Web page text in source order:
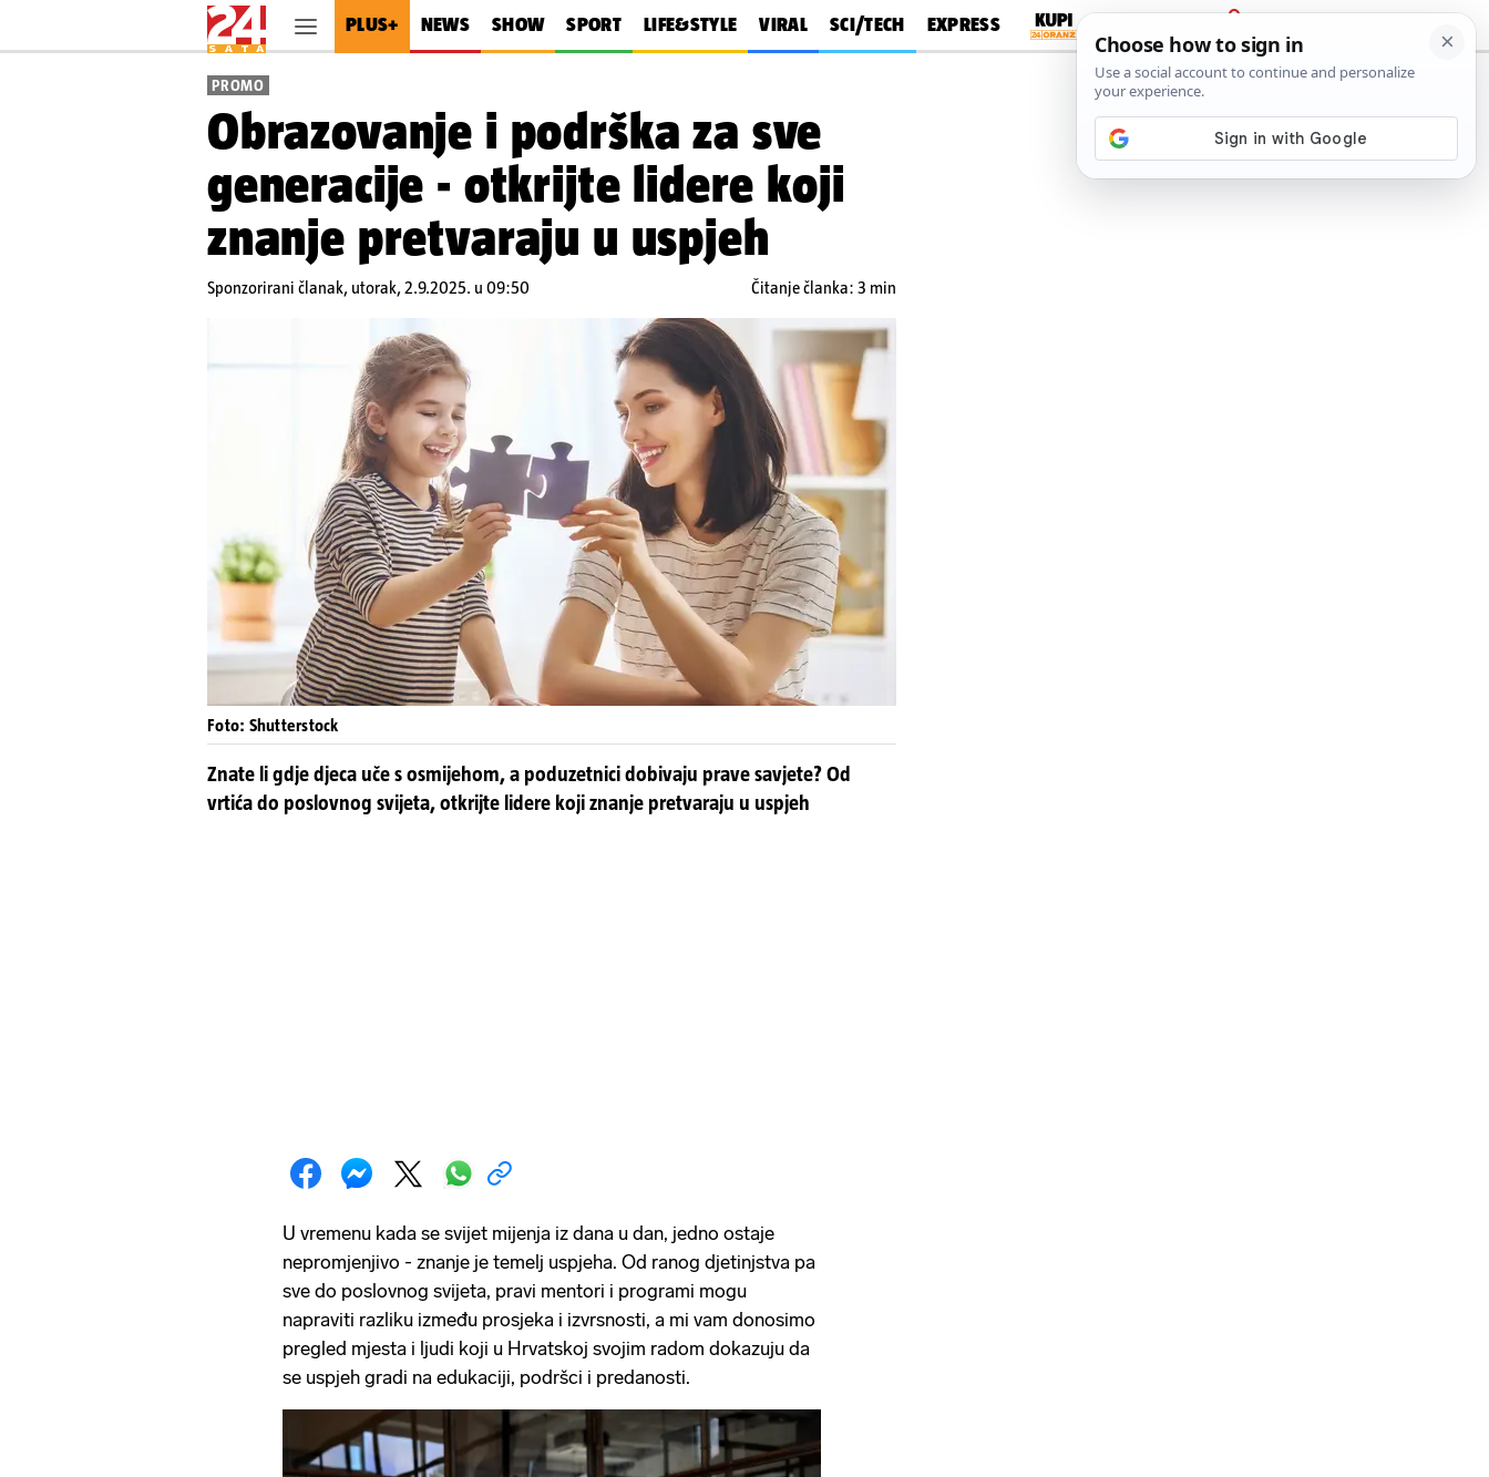
PLUS+ NEWS SHOW SPORT LIFE&STYLE VIRAL SCI/TECH EXPRESS
PRIJAVA
PROMO
Obrazovanje i podrška za sve
generacije - otkrijte lidere koji
znanje pretvaraju u uspjeh
Sponzorirani članak, utorak, 2.9.2025. u 09:50 Čitanje članka: 3 min
Foto: Shutterstock
Znate li gdje djeca uče s osmijehom, a poduzetnici dobivaju prave savjete? Od
vrtića do poslovnog svijeta, otkrijte lidere koji znanje pretvaraju u uspjeh
U vremenu kada se svijet mijenja iz dana u dan, jedno ostaje
nepromjenjivo - znanje je temelj uspjeha. Od ranog djetinjstva pa
sve do poslovnog svijeta, pravi mentori i programi mogu
napraviti razliku između prosjeka i izvrsnosti, a mi vam donosimo
pregled mjesta i ljudi koji u Hrvatskoj svojim radom dokazuju da
se uspjeh gradi na edukaciji, podršci i predanosti.